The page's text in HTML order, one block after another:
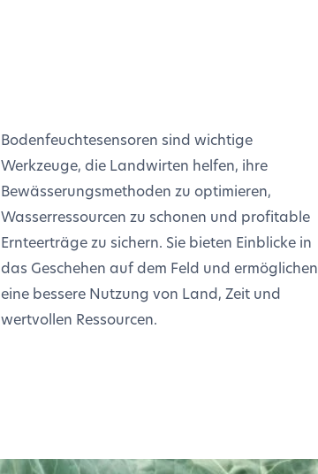
Bodenfeuchtesensoren sind wichtige
Werkzeuge, die Landwirten helfen, ihre
Bewässerungsmethoden zu optimieren,
Wasserressourcen zu schonen und profitable
Ernteerträge zu sichern. Sie bieten Einblicke in
das Geschehen auf dem Feld und ermöglichen
eine bessere Nutzung von Land, Zeit und
wertvollen Ressourcen.